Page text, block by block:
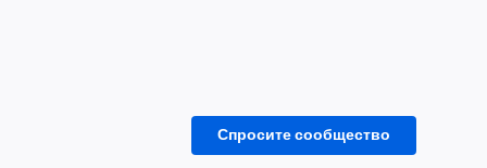
Спросите сообщество